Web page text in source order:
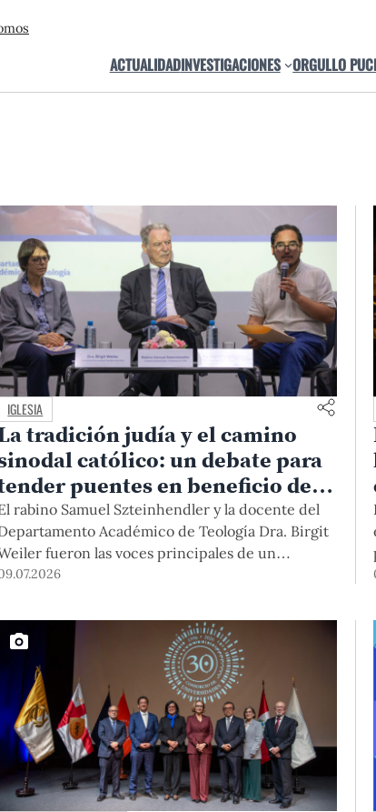
ACTUALIDADINVESTIGACIONES ORGULLO
IGLESIA
tradición judía y el camino
católico: un debate para
puentes en beneficio de la
rabino Samuel Szteinhendler y la docente del
Académico de Teología Dra. Birgit
fueron las voces principales de un
realizado recientemente en la
puntos en común entre ambas
religiones y avanzar juntos.